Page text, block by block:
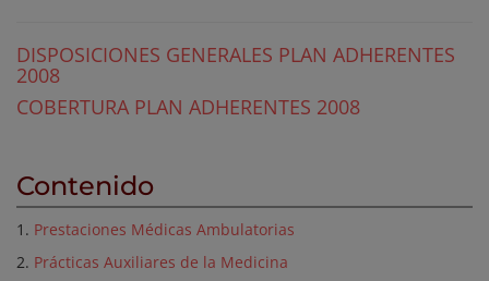
DISPOSICIONES GENERALES PLAN ADHERENTES
2008
COBERTURA PLAN ADHERENTES 2008
Contenido
1. Prestaciones Médicas Ambulatorias
2. Prácticas Auxiliares de la Medicina